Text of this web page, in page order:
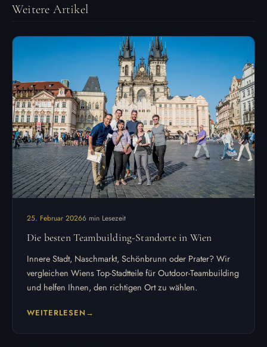
Weitere Artikel
25. Februar 20266 min Lesezeit
Die besten Teambuilding-Standorte in Wien
Innere Stadt, Naschmarkt, Schönbrunn oder Prater? Wir
vergleichen Wiens Top-Stadtteile für Outdoor-Teambuilding
und helfen Ihnen, den richtigen Ort zu wählen.
WEITERLESEN